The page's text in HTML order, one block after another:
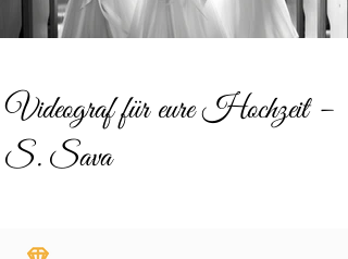
Videograf für eure Hochzeit –
S. Sava